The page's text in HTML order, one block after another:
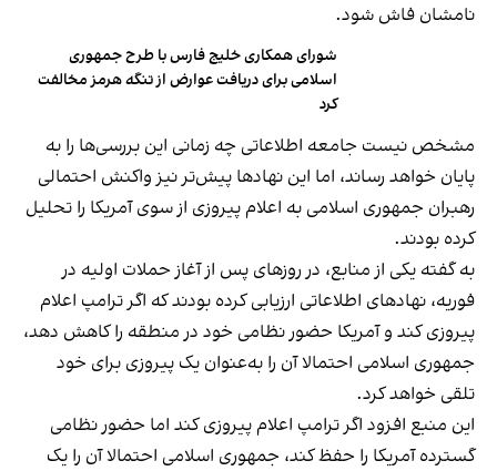
نامشان فاش شود.
شورای همکاری خلیج فارس با طرح جمهوری
اسلامی برای دریافت عوارض از تنگه هرمز مخالفت
کرد
مشخص نیست جامعه اطلاعاتی چه زمانی این بررسی‌ها را به
پایان خواهد رساند، اما این نهادها پیش‌تر نیز واکنش احتمالی
رهبران جمهوری اسلامی به اعلام پیروزی از سوی آمریکا را تحلیل
کرده بودند.
به گفته یکی از منابع، در روزهای پس از آغاز حملات اولیه در
فوریه، نهادهای اطلاعاتی ارزیابی کرده بودند که اگر ترامپ اعلام
پیروزی کند و آمریکا حضور نظامی خود در منطقه را کاهش دهد،
جمهوری اسلامی احتمالا آن را به‌عنوان یک پیروزی برای خود
تلقی خواهد کرد.
این منبع افزود اگر ترامپ اعلام پیروزی کند اما حضور نظامی
گسترده‌ آمریکا را حفظ کند، جمهوری اسلامی احتمالا آن را یک